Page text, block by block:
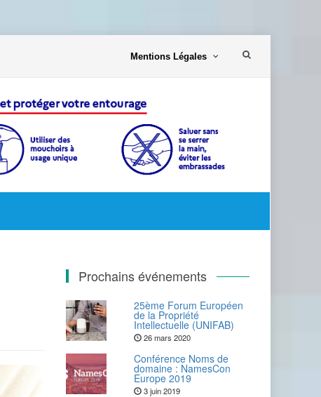
contenu
Mentions Légales
Prochains événements
25ème Forum Européen
de la Propriété
Intellectuelle (UNIFAB)
26 mars 2020
Conférence Noms de
domaine : NamesCon
Europe 2019
3 juin 2019